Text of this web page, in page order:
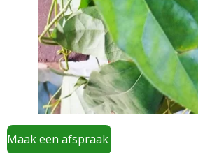
Maak een afspraak